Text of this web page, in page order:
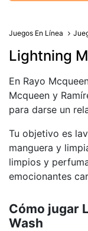
Juegos En Línea
Lightning
En Rayo
Mcqueen y
para darse un
Tu objetivo es
manguera y
limpios y
emocionantes
Cómo jugar
Wash